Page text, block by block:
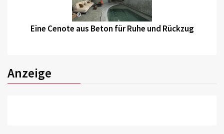
©
Eine Cenote aus Beton für Ruhe und Rückzug
Anzeige